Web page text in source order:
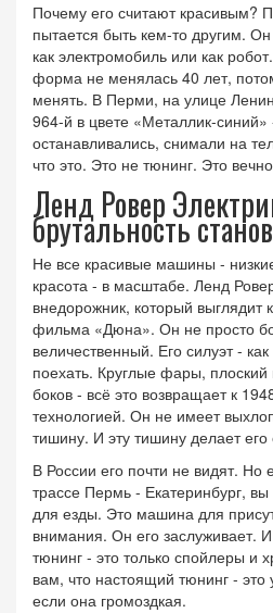
Почему его считают красивым?
пытается быть кем-то другим.
как электромобиль или как
форма не менялась 40 лет,
менять. В Перми, на улице
964-й в цвете «Металлик-
останавливались, снимали на
что это. Это не тюнинг. Это
Ленд Ровер
брутальность
Не все красивые машины -
красота - в масштабе. Ленд
внедорожник, который выглядит
фильма «Дюна». Он не просто
величественный. Его силуэт -
поехать. Круглые фары,
боков - всё это возвращает к
технологией. Он не имеет
тишину. И эту тишину делает
В России его почти не видят. Но
трассе Пермь - Екатеринбург,
для езды. Это машина для
внимания. Он его заслуживает.
тюнинг - это только спойлеры и
вам, что настоящий тюнинг -
если она громоздкая.